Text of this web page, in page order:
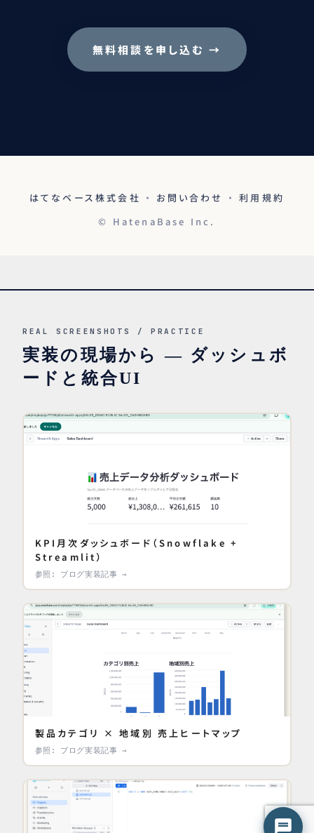
無料相談を申し込む →
はてなベース株式会社 ・ お問い合わせ ・利用規約
© HatenaBase Inc.
REAL SCREENSHOTS / PRACTICE
実装の現場から — ダッシュボ
ードと統合UI
KPI月次ダッシュボード（Snowflake +
Streamlit）
参照: ブログ実装記事 →
製品カテゴリ × 地域別 売上ヒートマップ
参照: ブログ実装記事 →
はてな君
○ 営業時間外（平日 9:00-18:00）